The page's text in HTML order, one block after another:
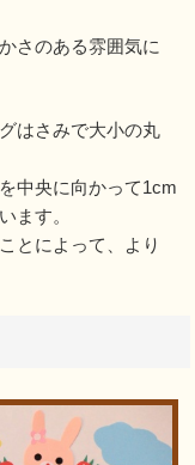
さのある雰囲気に
はさみで大小の丸
中央に向かって1cm
ます。
とによって、より